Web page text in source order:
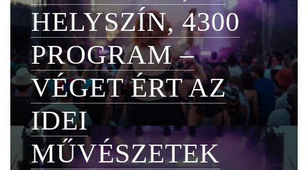
HELYSZÍN, 4300
PROGRAM –
VÉGET ÉRT AZ
IDEI
MŰVÉSZETEK